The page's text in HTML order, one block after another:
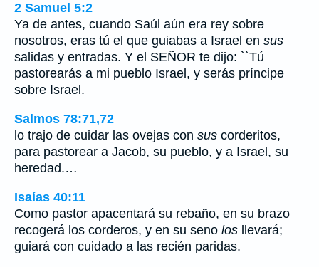
2 Samuel 5:2
Ya de antes, cuando Saúl aún era rey sobre
nosotros, eras tú el que guiabas a Israel en sus
salidas y entradas. Y el SEÑOR te dijo: ``Tú
pastorearás a mi pueblo Israel, y serás príncipe
sobre Israel.
Salmos 78:71,72
lo trajo de cuidar las ovejas con sus corderitos,
para pastorear a Jacob, su pueblo, y a Israel, su
heredad.…
Isaías 40:11
Como pastor apacentará su rebaño, en su brazo
recogerá los corderos, y en su seno los llevará;
guiará con cuidado a las recién paridas.